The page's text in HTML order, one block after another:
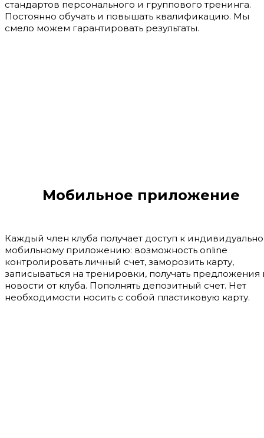
стандартов персонального и группового тренинга.
Постоянно обучать и повышать квалификацию. Мы
смело можем гарантировать результаты.
Мобильное приложение
Каждый член клуба получает доступ к
мобильному приложению: возможность online
контролировать личный счет, заморозить карту,
записываться на тренировки, получать предложения
новости от клуба. Пополнять депозитный счет. Нет
необходимости носить с собой пластиковую карту.